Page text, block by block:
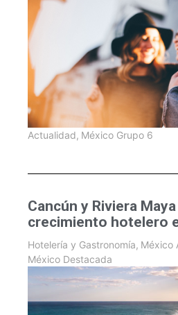
Actualidad, México Grupo 6
Cancún y Riviera
crecimiento hotelero
Hotelería y Gastronomía, México
México Destacada